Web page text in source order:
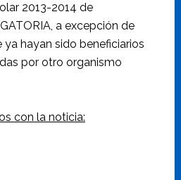
2013-2014 de
a excepción de
hayan sido beneficiarios
por otro organismo
con la noticia: